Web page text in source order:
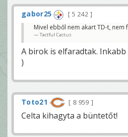
gabor25
5 242
Mivel ebből nem akart TD-t, nem
Tactful Cactus
A birok is elfaradtak. Inkabb
)
Toto21 8 959
Celta kihagyta a büntetőt!